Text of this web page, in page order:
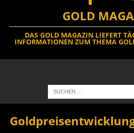
GOLD
DAS GOLD MAGAZIN LIEFERT
INFORMATIONEN ZUM THEMA